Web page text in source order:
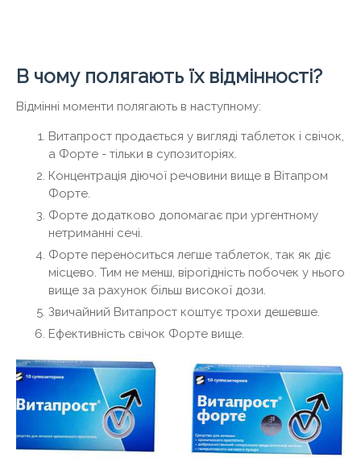
В чому полягають їх відмінності?
Відмінні моменти полягають в наступному:
Витапрост продається у вигляді таблеток і свічок,
а Форте - тільки в супозиторіях.
Концентрація діючої речовини вище в Вітапром
Форте.
Форте додатково допомагає при ургентному
нетриманні сечі.
Форте переноситься легше таблеток, так як діє
місцево. Тим не менш, вірогідність побочек у нього
вище за рахунок більш високої дози.
Звичайний Витапрост коштує трохи дешевше.
Ефективність свічок Форте вище.